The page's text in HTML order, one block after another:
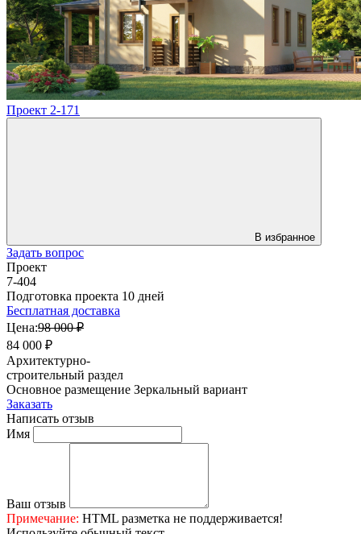
Проект 2-171
В избранное
Задать вопрос
Проект
7-404
Подготовка проекта 10 дней
Бесплатная доставка
Цена:98 000 ₽
84 000 ₽
Архитектурно-
строительный раздел
Основное размещение Зеркальный вариант
Заказать
Написать отзыв
Имя
Ваш отзыв
Примечание: HTML разметка не поддерживается!